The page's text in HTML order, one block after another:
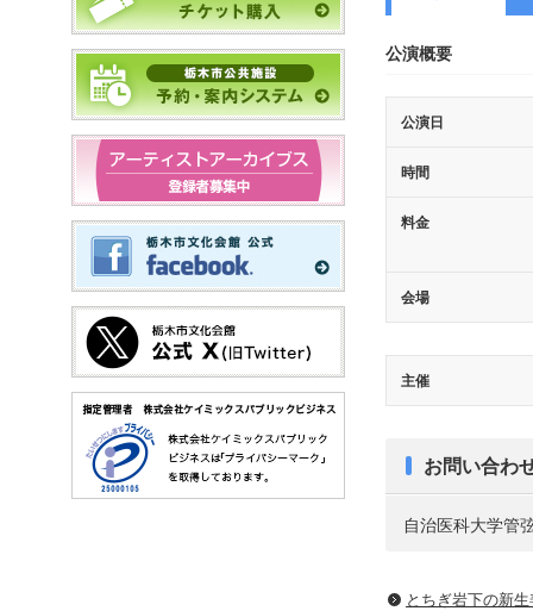
公演概要
公演日
時間
料金
会場
主催
お問い合わ
自治医科大学管
とちぎ岩下の新